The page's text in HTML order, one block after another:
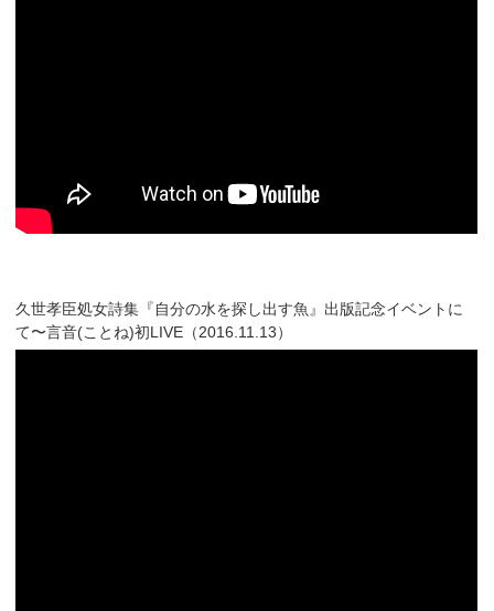
久世孝臣処女詩集『自分の水を探し出す魚』出版記念イベントに
て〜言音(ことね)初LIVE（2016.11.13）